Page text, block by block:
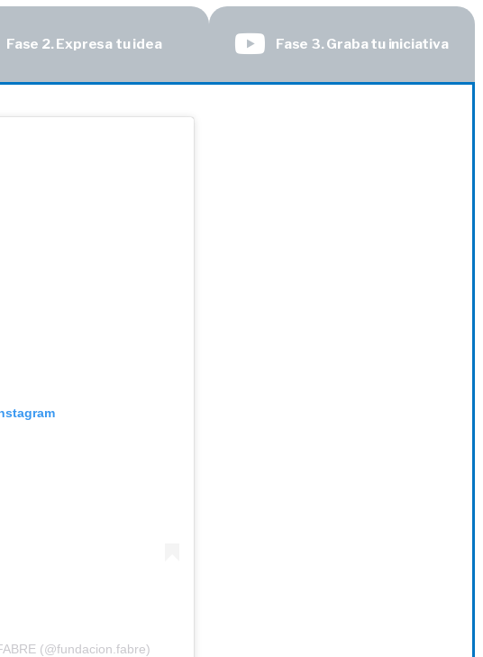
Fase 2. Expresa tu idea Fase 3. Graba tu iniciativa
(@fundacion.fabre)